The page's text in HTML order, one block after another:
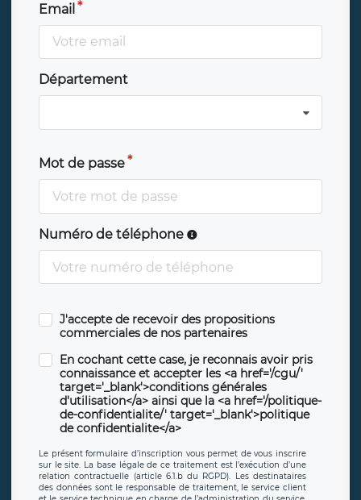
Email
Département
Mot de passe
Numéro de téléphone
J'accepte de recevoir des propositions
commerciales de nos partenaires
En cochant cette case, je reconnais avoir pris
connaissance et accepter les <a href='/cgu/'
target='_blank'>conditions générales
d'utilisation</a> ainsi que la <a href='/politique-
de-confidentialite/' target='_blank'>politique
de confidentialite</a>
Le présent formulaire d’inscription vous permet de vous inscrire
sur le site. La base légale de ce traitement est l’exécution d’une
relation contractuelle (article 6.1.b du RGPD). Les destinataires
des données sont le responsable de traitement, le service client